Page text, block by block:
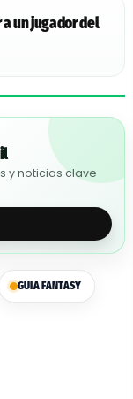
a un jugador del
y noticias clave
GUIA FANTASY